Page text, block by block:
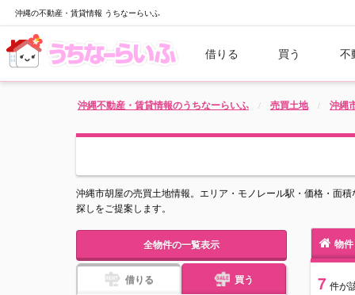
沖縄の不動産・賃貸情報 うちなーらいふ
借りる 買う 不
沖縄不動産・賃貸情報のうちなーらいふ 売買土地 沖縄
沖縄市胡屋の売買土地情報。エリア・モノレール駅・価格・面
探しをご提案します。
全物件の一覧表示
借りる 買う
物件
7 件が